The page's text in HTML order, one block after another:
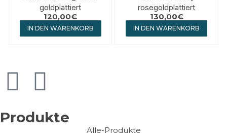
goldplattiert
120,00€
IN DEN WARENKORB
rosegoldplattiert
130,00€
IN DEN WARENKORB
Produkte
Alle-Produkte